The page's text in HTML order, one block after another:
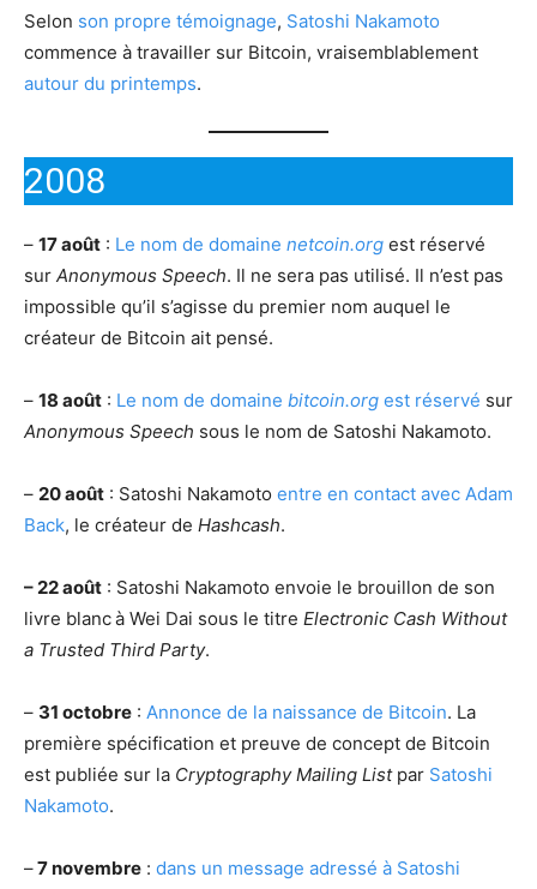
Selon son propre témoignage, Satoshi Nakamoto
commence à travailler sur Bitcoin, vraisemblablement
autour du printemps.
2008
– 17 août : Le nom de domaine netcoin.org est réservé
sur Anonymous Speech. Il ne sera pas utilisé. Il n’est pas
impossible qu’il s’agisse du premier nom auquel le
créateur de Bitcoin ait pensé.
– 18 août : Le nom de domaine bitcoin.org est réservé sur
Anonymous Speech sous le nom de Satoshi Nakamoto.
– 20 août : Satoshi Nakamoto entre en contact avec Adam
Back, le créateur de Hashcash.
– 22 août : Satoshi Nakamoto envoie le brouillon de son
livre blancà Wei Dai sous le titre Electronic Cash Without
a Trusted Third Party.
– 31 octobre : Annonce de la naissance de Bitcoin. La
première spécification et preuve de concept de Bitcoin
est publiée sur la Cryptography Mailing Listpar Satoshi
Nakamoto.
–7 novembre : dans un message adressé à Satoshi